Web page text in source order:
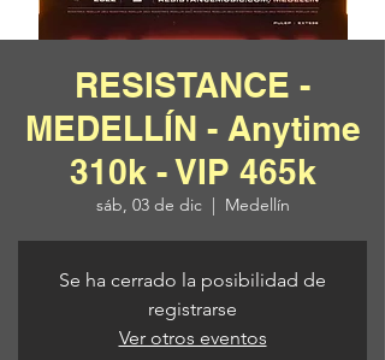
RESISTANCE -
MEDELLÍN - Anytime
310k - VIP 465k
sáb, 03 de dic
  |
Medellín
Se ha cerrado la posibilidad de
registrarse
Ver otros eventos